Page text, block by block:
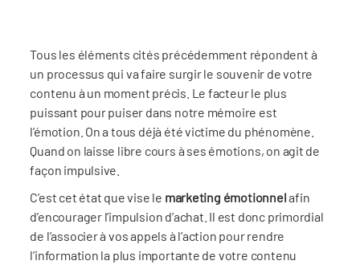
Tous les éléments cités précédemment répondent à
un processus qui va faire surgir le souvenir de votre
contenu à un moment précis. Le facteur le plus
puissant pour puiser dans notre mémoire est
l’émotion. On a tous déjà été victime du phénomène.
Quand on laisse libre cours à ses émotions, on agit de
façon impulsive.
C’est cet état que vise le marketing émotionnelafin
d’encourager l’impulsion d’achat. Il est donc primordial
de l’associer à vos appels à l’action pour rendre
l’information la plus importante de votre contenu